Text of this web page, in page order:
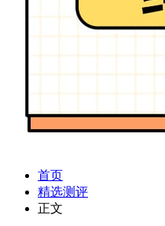
首页
精选测评
正文